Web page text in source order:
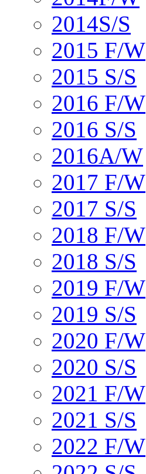
2014S/S
2015 F/W
2015 S/S
2016 F/W
2016 S/S
2016A/W
2017 F/W
2017 S/S
2018 F/W
2018 S/S
2019 F/W
2019 S/S
2020 F/W
2020 S/S
2021 F/W
2021 S/S
2022 F/W